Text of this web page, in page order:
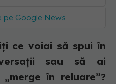
pe Google News
ce voiai să spui în
sau să ai
în reluare”?